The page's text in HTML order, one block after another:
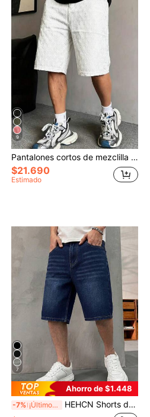
9
Pantalones cortos de mezclilla de ganchillo de moda para hombres
$21.690
Estimado
7
Ahorro de $1.448
-7% ¡Últimos 3 días HEHCN Shorts de Mezclilla Casual Minimalista con Botón Frontal y Bolsillo para Hombre, Estilo Callejero Americano Lavado Vintage Azul Versátil de 5 Puntos